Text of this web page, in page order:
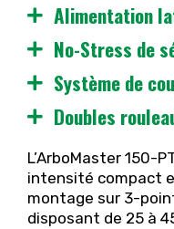
Alimentation
No-Stress de
Système de
Doubles
L’ArboMaster 150-
intensité compact
montage sur 3-
disposant de 25 à